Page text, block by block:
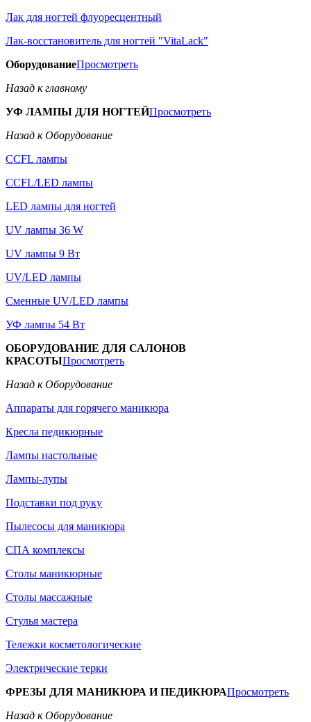
Лак для ногтей флуоресцентный
Лак-восстановитель для ногтей "VitaLack"
ОборудованиеПросмотреть
Назад к главному
УФ ЛАМПЫ ДЛЯ НОГТЕЙПросмотреть
Назад к Оборудование
CCFL лампы
CCFL/LED лампы
LED лампы для ногтей
UV лампы 36 W
UV лампы 9 Вт
UV/LED лампы
Сменные UV/LED лампы
УФ лампы 54 Вт
ОБОРУДОВАНИЕ ДЛЯ САЛОНОВ
КРАСОТЫПросмотреть
Назад к Оборудование
Аппараты для горячего маникюра
Кресла педикюрные
Лампы настольные
Лампы-лупы
Подставки под руку
Пылесосы для маникюра
СПА комплексы
Столы маникюрные
Столы массажные
Стулья мастера
Тележки косметологические
Электрические терки
ФРЕЗЫ ДЛЯ МАНИКЮРА И ПЕДИКЮРАПросмотреть
Назад к Оборудование